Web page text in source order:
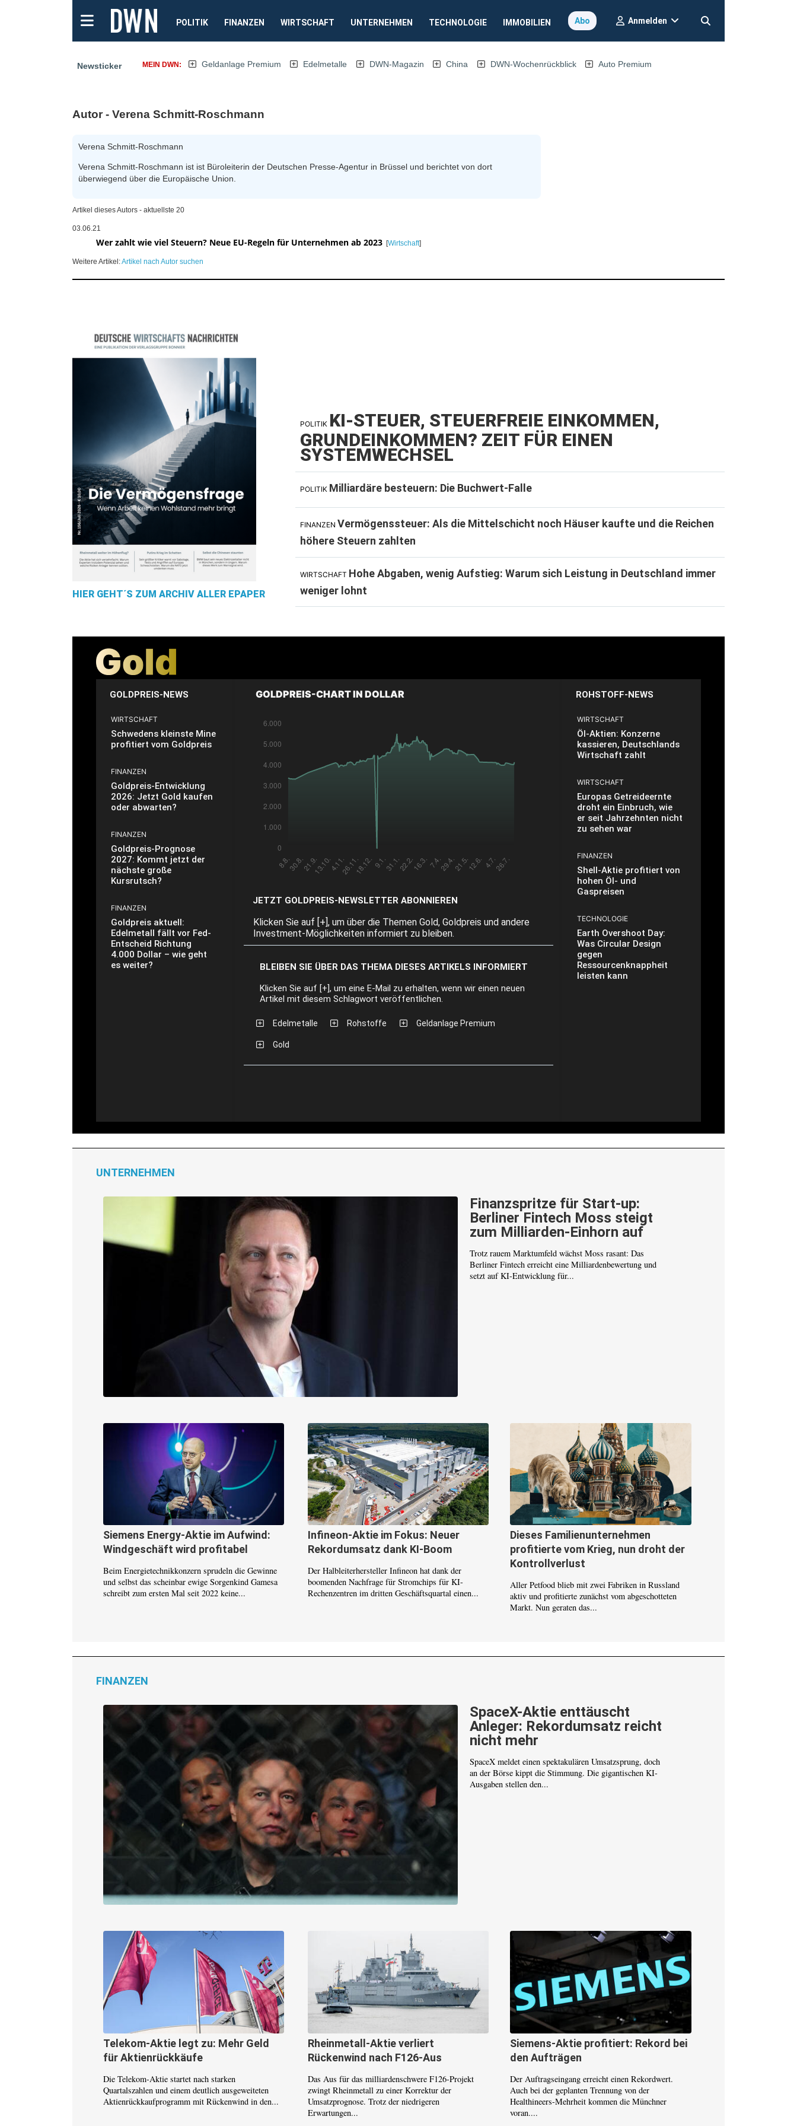
POLITIK FINANZEN WIRTSCHAFT UNTERNEHMEN TECHNOLOGIE IMMOBILIEN Abo Anmelden
Newsticker MEIN DWN: Geldanlage Premium Edelmetalle DWN-Magazin China DWN-Wochenrückblick Auto Premium
Autor - Verena Schmitt-Roschmann
Verena Schmitt-Roschmann
Verena Schmitt-Roschmann ist ist Büroleiterin der Deutschen Presse-Agentur in Brüssel und berichtet von dort
überwiegend über die Europäische Union.
Artikel dieses Autors - aktuellste 20
03.06.21
Wer zahlt wie viel Steuern? Neue EU-Regeln für Unternehmen ab 2023 [Wirtschaft]
Weitere Artikel:Artikel nach Autor suchen
HIER GEHT´S ZUM ARCHIV ALLER EPAPER
POLITIK KI-STEUER, STEUERFREIE EINKOMMEN,
GRUNDEINKOMMEN? ZEIT FÜR EINEN
SYSTEMWECHSEL
POLITIK Milliardäre besteuern: Die Buchwert-Falle
FINANZEN Vermögenssteuer: Als die Mittelschicht noch Häuser kaufte und die Reichen
höhere Steuern zahlten
WIRTSCHAFT Hohe Abgaben, wenig Aufstieg: Warum sich Leistung in Deutschland immer
weniger lohnt
GOLDPREIS-NEWS
WIRTSCHAFT
Schwedens kleinste Mine
profitiert vom Goldpreis
FINANZEN
Goldpreis-Entwicklung
2026: Jetzt Gold kaufen
oder abwarten?
FINANZEN
Goldpreis-Prognose
2027: Kommt jetzt der
nächste große
Kursrutsch?
FINANZEN
Goldpreis aktuell:
Edelmetall fällt vor Fed-
Entscheid Richtung
4.000 Dollar – wie geht
es weiter?
GOLDPREIS-CHART IN DOLLAR
JETZT GOLDPREIS-NEWSLETTER ABONNIEREN
Klicken Sie auf [+], um über die Themen Gold, Goldpreis und andere
Investment-Möglichkeiten informiert zu bleiben.
BLEIBEN SIE ÜBER DAS THEMA DIESES ARTIKELS INFORMIERT
Klicken Sie auf [+], um eine E-Mail zu erhalten, wenn wir einen neuen
Artikel mit diesem Schlagwort veröffentlichen.
Edelmetalle Rohstoffe Geldanlage Premium
Gold
ROHSTOFF-NEWS
WIRTSCHAFT
Öl-Aktien: Konzerne
kassieren, Deutschlands
Wirtschaft zahlt
WIRTSCHAFT
Europas Getreideernte
droht ein Einbruch, wie
er seit Jahrzehnten nicht
zu sehen war
FINANZEN
Shell-Aktie profitiert von
hohen Öl- und
Gaspreisen
TECHNOLOGIE
Earth Overshoot Day:
Was Circular Design
gegen
Ressourcenknappheit
leisten kann
UNTERNEHMEN
Finanzspritze für Start-up:
Berliner Fintech Moss steigt
zum Milliarden-Einhorn auf
Trotz rauem Marktumfeld wächst Moss rasant: Das
Berliner Fintech erreicht eine Milliardenbewertung und
setzt auf KI-Entwicklung für...
Siemens Energy-Aktie im Aufwind:
Windgeschäft wird profitabel
Beim Energietechnikkonzern sprudeln die Gewinne
und selbst das scheinbar ewige Sorgenkind Gamesa
schreibt zum ersten Mal seit 2022 keine...
Infineon-Aktie im Fokus: Neuer
Rekordumsatz dank KI-Boom
Der Halbleiterhersteller Infineon hat dank der
boomenden Nachfrage für Stromchips für KI-
Rechenzentren im dritten Geschäftsquartal einen...
Dieses Familienunternehmen
profitierte vom Krieg, nun droht der
Kontrollverlust
Aller Petfood blieb mit zwei Fabriken in Russland
aktiv und profitierte zunächst vom abgeschotteten
Markt. Nun geraten das...
FINANZEN
SpaceX-Aktie enttäuscht
Anleger: Rekordumsatz reicht
nicht mehr
SpaceX meldet einen spektakulären Umsatzsprung, doch
an der Börse kippt die Stimmung. Die gigantischen KI-
Ausgaben stellen den...
Telekom-Aktie legt zu: Mehr Geld
für Aktienrückkäufe
Die Telekom-Aktie startet nach starken
Quartalszahlen und einem deutlich ausgeweiteten
Aktienrückkaufprogramm mit Rückenwind in den...
Rheinmetall-Aktie verliert
Rückenwind nach F126-Aus
Das Aus für das milliardenschwere F126-Projekt
zwingt Rheinmetall zu einer Korrektur der
Umsatzprognose. Trotz der niedrigeren
Erwartungen...
Siemens-Aktie profitiert: Rekord bei
den Aufträgen
Der Auftragseingang erreicht einen Rekordwert.
Auch bei der geplanten Trennung von der
Healthineers-Mehrheit kommen die Münchner
voran....